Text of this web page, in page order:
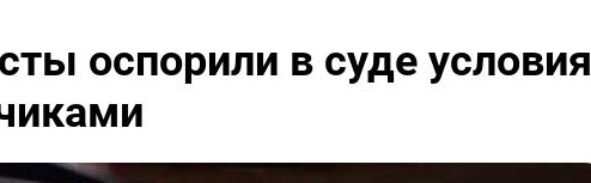
оспорили в суде условия